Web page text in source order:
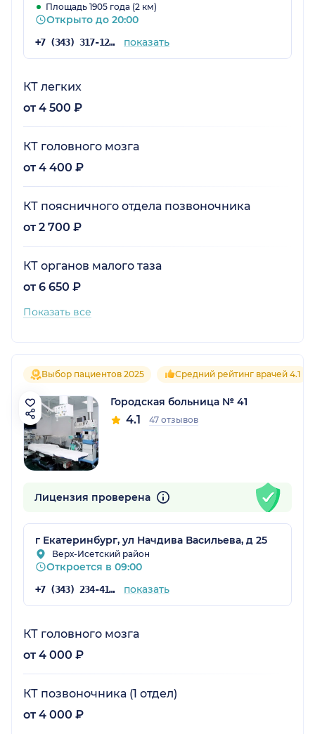
Площадь 1905 года (2 км)
Открыто до 20:00
+7 (343) 317-12-43 показать
КТ легких
от 4 500 ₽
КТ головного мозга
от 4 400 ₽
КТ поясничного отдела позвоночника
от 2 700 ₽
КТ органов малого таза
от 6 650 ₽
Показать все
Выбор пациентов 2025 Средний рейтинг врачей 4.1
Городская больница № 41
4.1 47 отзывов
Лицензия проверена
г Екатеринбург, ул Начдива Васильева, д 25
Верх-Исетский район
Откроется в 09:00
+7 (343) 234-41-64 показать
КТ головного мозга
от 4 000 ₽
КТ позвоночника (1 отдел)
от 4 000 ₽